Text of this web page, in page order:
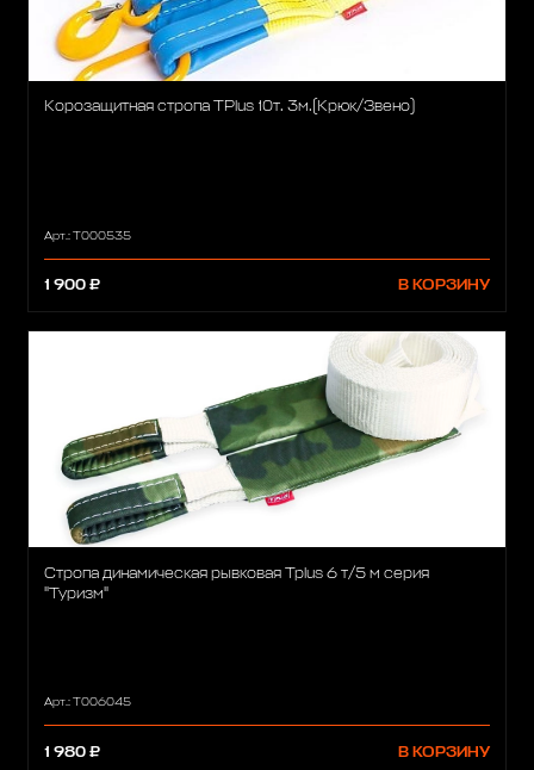
Корозащитная стропа TPlus 10т. 3м.(Крюк/Звено)
Арт.: T000535
1 900 ₽ В КОРЗИНУ
Стропа динамическая рывковая Tplus 6 т/5 м серия
"Туризм"
Арт.: Т006045
1 980 ₽ В КОРЗИНУ